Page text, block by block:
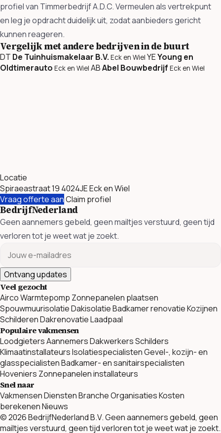
profiel van Timmerbedrijf A.D.C. Vermeulen als vertrekpunt
en leg je opdracht duidelijk uit, zodat aanbieders gericht
kunnen reageren.
Vergelijk met andere bedrijven in de buurt
DT De Tuinhuismakelaar B.V. Eck en Wiel YEYoung en
Oldtimerauto Eck en Wiel ABAbel Bouwbedrijf Eck en Wiel
Locatie
Spiraeastraat 19 4024JE Eck en Wiel
Vraag offerte aanClaim profiel
BedrijfNederland
Geen aannemers gebeld, geen mailtjes verstuurd, geen tijd
verloren tot je weet wat je zoekt.
Ontvang updates
Veel gezocht
AircoWarmtepomp Zonnepanelen plaatsen
SpouwmuurisolatieDakisolatieBadkamer renovatieKozijnen
SchilderenDakrenovatieLaadpaal
Populaire vakmensen
LoodgietersAannemersDakwerkersSchilders
KlimaatinstallateursIsolatiespecialistenGevel-, kozijn- en
glasspecialistenBadkamer- en sanitairspecialisten
Hoveniers Zonnepanelen installateurs
Snel naar
VakmensenDienstenBranche OrganisatiesKosten
berekenenNieuws
© 2026 BedrijfNederland B.V. Geen aannemers gebeld, geen
mailtjes verstuurd, geen tijd verloren tot je weet wat je zoekt.